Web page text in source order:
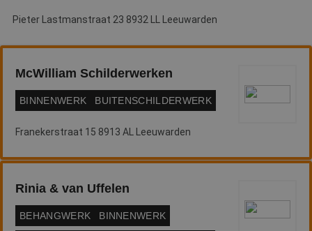
Pieter Lastmanstraat 23 8932 LL Leeuwarden
McWilliam Schilderwerken
BINNENWERK BUITENSCHILDERWERK
Franekerstraat 15 8913 AL Leeuwarden
Rinia & van Uffelen
BEHANGWERK BINNENWERK